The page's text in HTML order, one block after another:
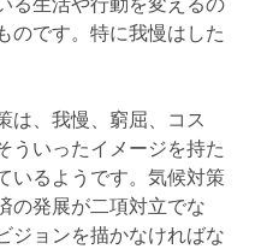
のです。特に我慢はした
は、我慢、窮屈、コス
ういったイメージを持た
いるようです。気候対策
の発展が二項対立でな
ジョンを描かなければな